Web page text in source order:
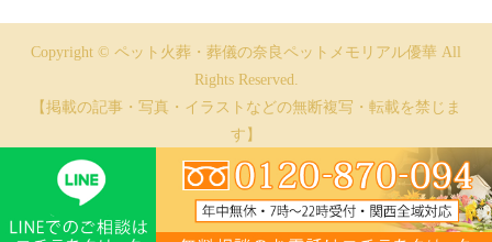
Copyright © ペット火葬・葬儀の奈良ペットメモリアル優華 All
Rights Reserved.
【掲載の記事・写真・イラストなどの無断複写・転載を禁じま
す】